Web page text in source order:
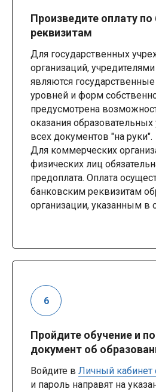
Произведите оплату
реквизитам
Для государственных
организаций,
являются
уровней и форм
предусмотрена
оказания образовательных
всех документов "на руки".
Для коммерческих
физических лиц
предоплата. Оплата
банковским реквизитам
организации, указанным в
Пройдите обучение и
документ об
Войдите в Личный кабинет
и пароль направят на